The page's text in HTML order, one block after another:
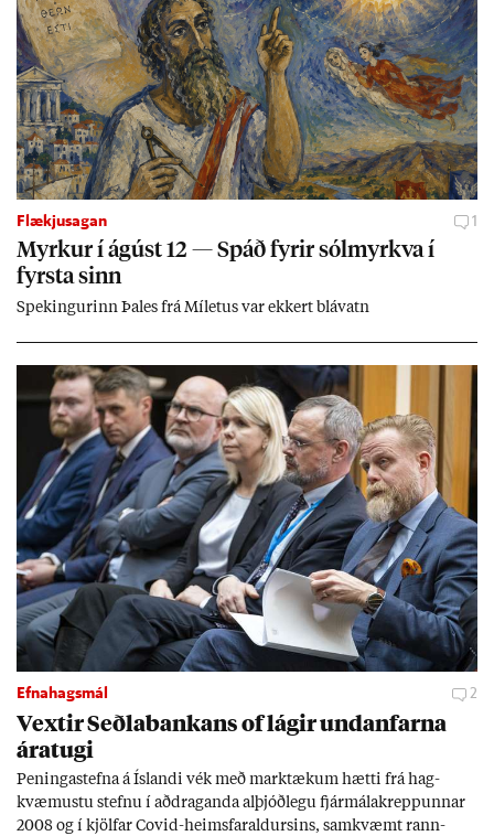
Flækjusagan 1
Myrk­ur í ág­úst 12 — Spáð fyr­ir sól­myrkva í
fyrsta sinn
Spek­ing­ur­inn Þa­les frá Míletus var ekk­ert blá­vatn
Efnahagsmál 2
Vext­ir Seðla­bank­ans of lág­ir und­an­farna
ára­tugi
Pen­inga­stefna á Ís­landi vék með mark­tæk­um hætti frá hag­
kvæm­ustu stefnu í að­drag­anda al­þjóð­legu fjár­málakrepp­unn­ar
2008 og í kjöl­far Covid-heims­far­ald­urs­ins, sam­kvæmt rann­